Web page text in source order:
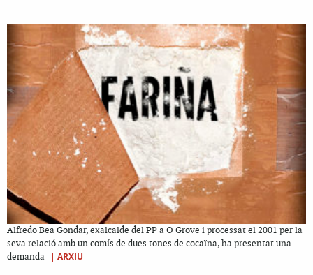
Alfredo Bea Gondar, exalcalde del PP a O Grove i processat el 2001 per la
seva relació amb un comís de dues tones de cocaïna, ha presentat una
demanda
| ARXIU